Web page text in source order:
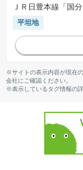
ＪＲ日豊本線「国
平坦地
※サイトの表示内容が現在
会社にご確認ください。
※表示しているタグ情報の